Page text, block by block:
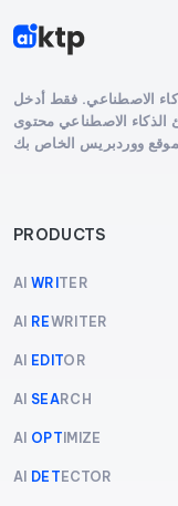
الاصطناعي. فقط أدخل
الذكاء الاصطناعي محتوى
PRODUCTS
AI WRI TER
AI REWRITER
AI EDITOR
AI SEARCH
AI OPT IMIZE
AI DET ECTOR